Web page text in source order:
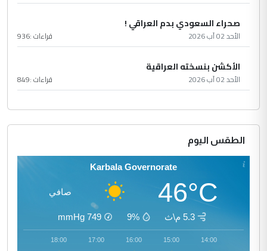
صحراء السعودي بدم العراقي !
الأحد 02 آب 2026 قراءات :936
الأكشن بنسخته العراقية
الأحد 02 آب 2026 قراءات :849
الطقس اليوم
Karbala Governorate
46°C صافي
5.3 م\ث 9%
749
mmHg
14:00
15:00
16:00
17:00
18:00